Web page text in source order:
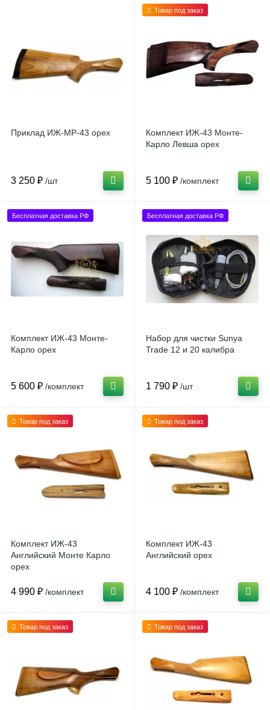
Приклад ИЖ-МР-43 орех
3 250 ₽ /шт
Товар под заказ
Комплект ИЖ-43 Монте-
Карло Левша орех
5 100 ₽ /комплект
Бесплатная доставка РФ
Комплект ИЖ-43 Монте-
Карло орех
5 600 ₽ /комплект
Бесплатная доставка РФ
Набор для чистки Sunya
Trade 12 и 20 калибра
1 790 ₽ /шт
Товар под заказ
Комплект ИЖ-43
Английский Монте Карло
орех
4 990 ₽ /комплект
Товар под заказ
Комплект ИЖ-43
Английский орех
4 100 ₽ /комплект
Товар под заказ Товар под заказ